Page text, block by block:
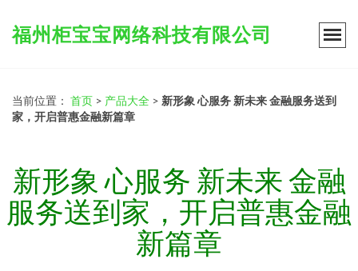
福州柜宝宝网络科技有限公司
当前位置： 首页 > 产品大全 > 新形象 心服务 新未来 金融服务送到
家，开启普惠金融新篇章
新形象 心服务 新未来 金融
服务送到家，开启普惠金融
新篇章